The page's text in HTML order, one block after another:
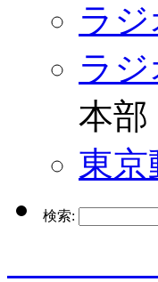
ラジ
ラジ
本部
東
検索: